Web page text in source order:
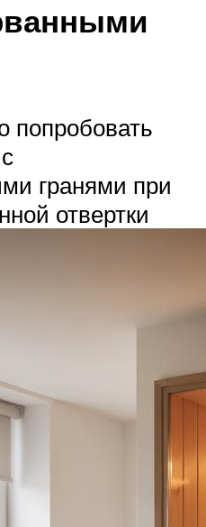
попробовать
гранями при
отвертки